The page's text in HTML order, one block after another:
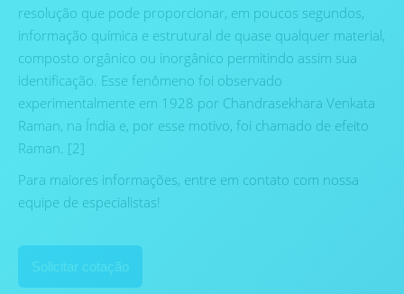
resolução que pode proporcionar, em poucos segundos,
informação química e estrutural de quase qualquer material,
composto orgânico ou inorgânico permitindo assim sua
identificação. Esse fenômeno foi observado
experimentalmente em 1928 por Chandrasekhara Venkata
Raman, na Índia e, por esse motivo, foi chamado de efeito
Raman. [2]
Para maiores informações, entre em contato com nossa
equipe de especialistas!
Solicitar cotação